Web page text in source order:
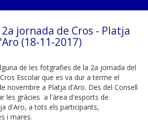
jornada de Cros - Platja
(18-11-2017)
de les fotgrafies de la 2a jornada del
Escolar que es va dur a terme el
novembre a Platja d'Aro. Des del Consell
les gràcies a l'àrea d'esports de
d'Aro, a tots els participants,
i mares.